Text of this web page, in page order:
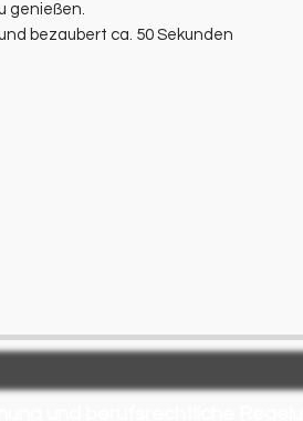
genießen.
bezaubert ca. 50 Sekunden